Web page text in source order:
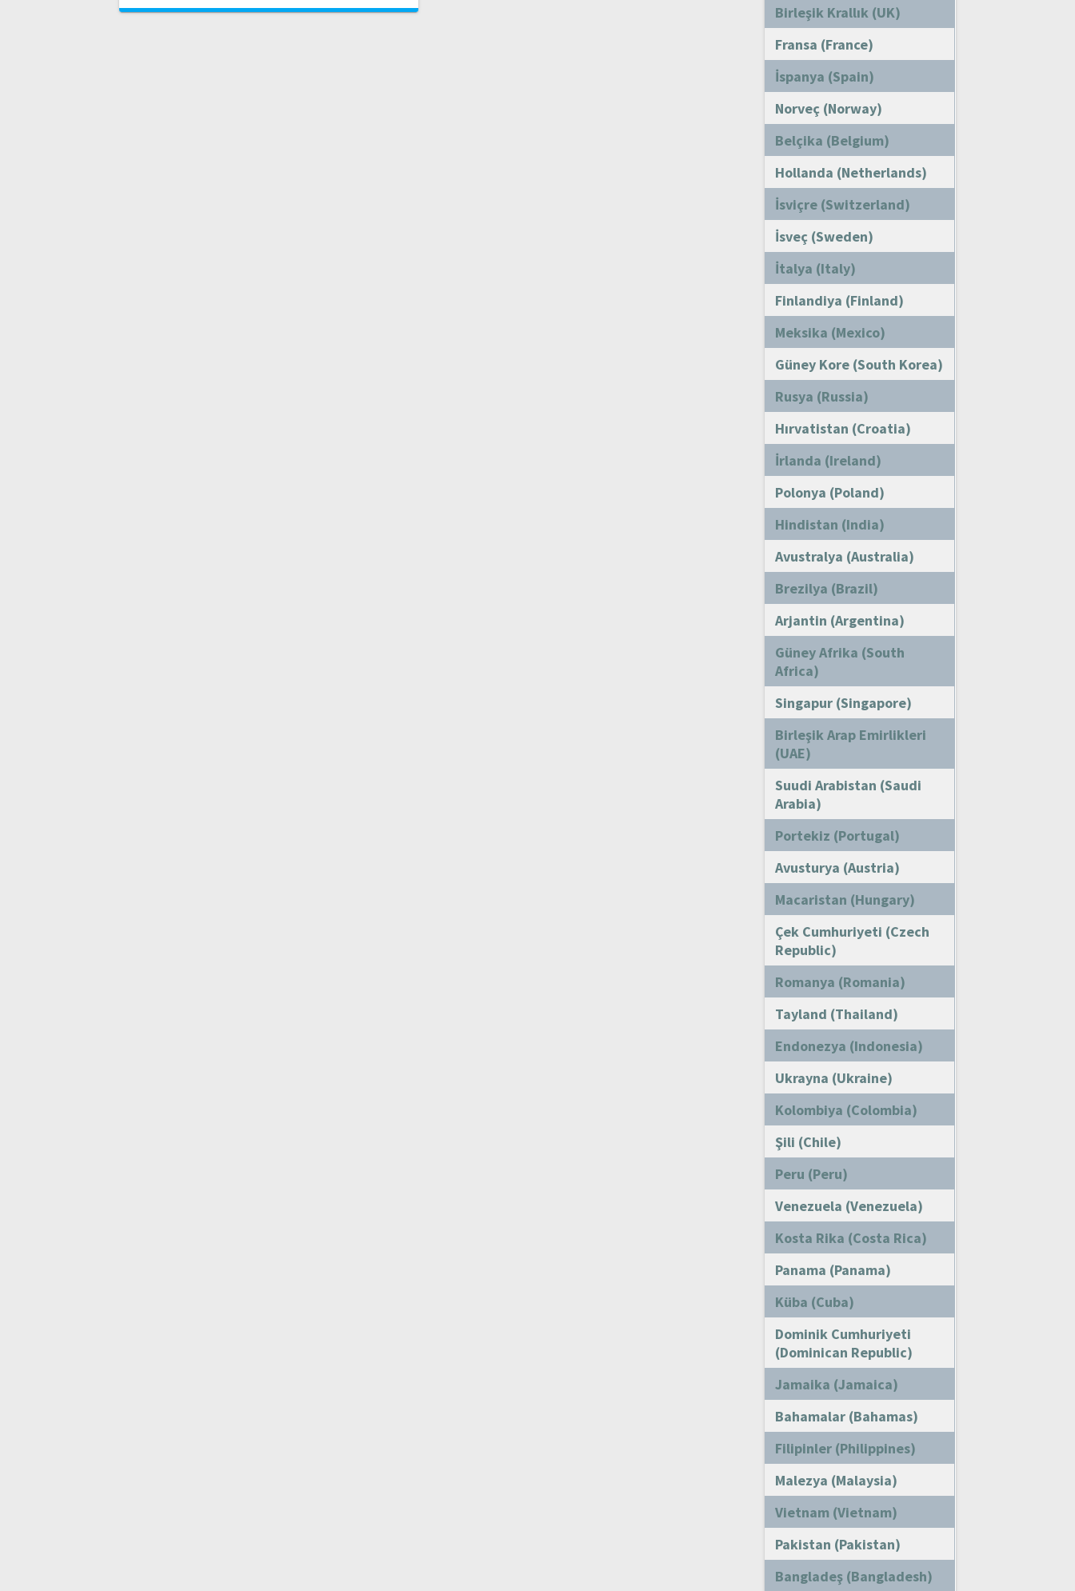
Birleşik Krallık (UK)
Fransa (France)
İspanya (Spain)
Norveç (Norway)
Belçika (Belgium)
Hollanda (Netherlands)
İsviçre (Switzerland)
İsveç (Sweden)
İtalya (Italy)
Finlandiya (Finland)
Meksika (Mexico)
Güney Kore (South Korea)
Rusya (Russia)
Hırvatistan (Croatia)
İrlanda (Ireland)
Polonya (Poland)
Hindistan (India)
Avustralya (Australia)
Brezilya (Brazil)
Arjantin (Argentina)
Güney Afrika (South
Africa)
Singapur (Singapore)
Birleşik Arap Emirlikleri
(UAE)
Suudi Arabistan (Saudi
Arabia)
Portekiz (Portugal)
Avusturya (Austria)
Macaristan (Hungary)
Çek Cumhuriyeti (Czech
Republic)
Romanya (Romania)
Tayland (Thailand)
Endonezya (Indonesia)
Ukrayna (Ukraine)
Kolombiya (Colombia)
Şili (Chile)
Peru (Peru)
Venezuela (Venezuela)
Kosta Rika (Costa Rica)
Panama (Panama)
Küba (Cuba)
Dominik Cumhuriyeti
(Dominican Republic)
Jamaika (Jamaica)
Bahamalar (Bahamas)
Filipinler (Philippines)
Malezya (Malaysia)
Vietnam (Vietnam)
Pakistan (Pakistan)
Bangladeş (Bangladesh)